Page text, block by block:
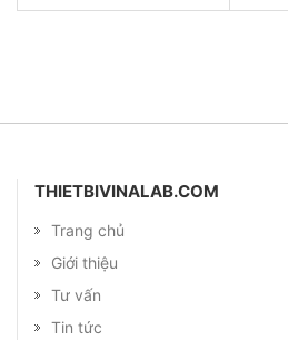
THIETBIVINALAB.COM
Trang chủ
Giới thiệu
Tư vấn
Tin tức